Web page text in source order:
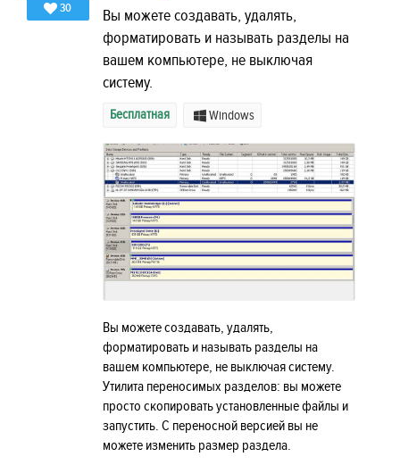
30
Вы можете создавать, удалять,
форматировать и называть разделы на
вашем компьютере, не выключая
систему.
Бесплатная Windows
Вы можете создавать, удалять,
форматировать и называть разделы на
вашем компьютере, не выключая систему.
Утилита переносимых разделов: вы можете
просто скопировать установленные файлы и
запустить. С переносной версией вы не
можете изменить размер раздела.